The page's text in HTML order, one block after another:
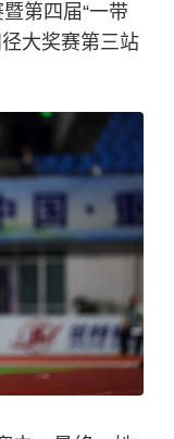
第四届“一带
大奖赛第三站